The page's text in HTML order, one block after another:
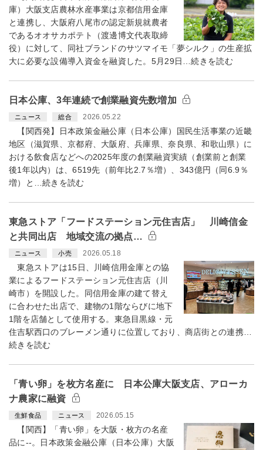
庫）大阪支店農林水産事業は京都信用金庫
と連携し、大阪府八尾市の認定新規就農者
であるオオサカポテト（渡邊博文代表取締
役）に対して、同社ブランドのサツマイモ「夢シルク」の生産拡
大に必要な設備導入資金を融資した。5月29日…続きを読む
日本公庫、3年連続で創業融資先数増加
ニュース 総合 2026.05.22
【関西発】日本政策金融公庫（日本公庫）国民生活事業の近畿
地区（滋賀県、京都府、大阪府、兵庫県、奈良県、和歌山県）に
おける飲食店などへの2025年度の創業融資実績（創業前と創業
後1年以内）は、6519先（前年比2.7％増）、343億円（同6.9％
増）と…続きを読む
東急ストア「フードステーション元住吉店」 川崎信金
と共同出店 地域交流の拠点…
ニュース 小売 2026.05.18
東急ストアは15日、川崎信用金庫との協
業によるフードステーション元住吉店（川
崎市）を開設した。同信用金庫の建て替え
に合わせた出店で、建物の1階ならびに地下
1階を店舗として使用する。東急目黒線・元
住吉駅西口のブレーメン通りに位置しており、商店街との連携…
続きを読む
「青い卵」を枚方名産に 日本公庫大阪支店、アローカ
ナ農家に融資
生鮮食品 ニュース 2026.05.15
【関西】「青い卵」を大阪・枚方の名産
品に--。日本政策金融公庫（日本公庫）大阪